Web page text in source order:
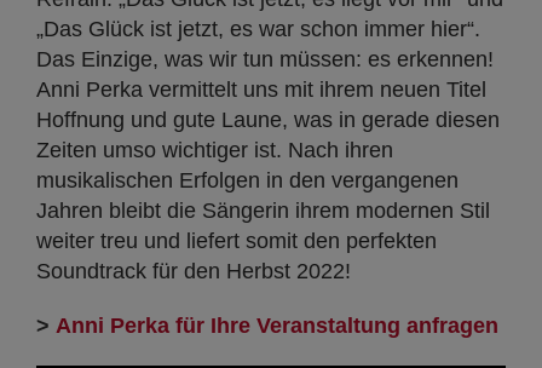
„Das Glück ist jetzt, es war schon immer hier“.
Das Einzige, was wir tun müssen: es erkennen!
Anni Perka vermittelt uns mit ihrem neuen Titel
Hoffnung und gute Laune, was in gerade diesen
Zeiten umso wichtiger ist. Nach ihren
musikalischen Erfolgen in den vergangenen
Jahren bleibt die Sängerin ihrem modernen Stil
weiter treu und liefert somit den perfekten
Soundtrack für den Herbst 2022!
> Anni Perka für Ihre Veranstaltung anfragen